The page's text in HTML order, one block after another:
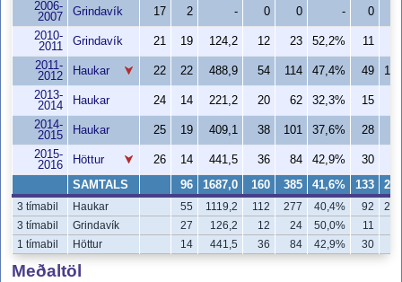
2006-
2007
Grindavík 17 2 - 0 0 - 0
2010-
2011
Grindavík 21 19 124,2 12 23 52,2% 11
2011-
2012
Haukar 22 22 488,9 54 114 47,4% 49
100
2013-
2014
Haukar 24 14 221,2 20 62 32,3% 15
2014-
2015
Haukar 25 19 409,1 38 101 37,6% 28
2015-
2016
Höttur 26 14 441,5 36 84 42,9% 30
SAMTALS 96 1687,0 160 385 41,6% 133 289
3 tímabil Haukar 55 1119,2 112 277 40,4% 92
207
3 tímabil
Grindavík 27 126,2 12 24 50,0% 11
1 tímabil
Höttur 14 441,5 36 84 42,9% 30
Meðaltöl